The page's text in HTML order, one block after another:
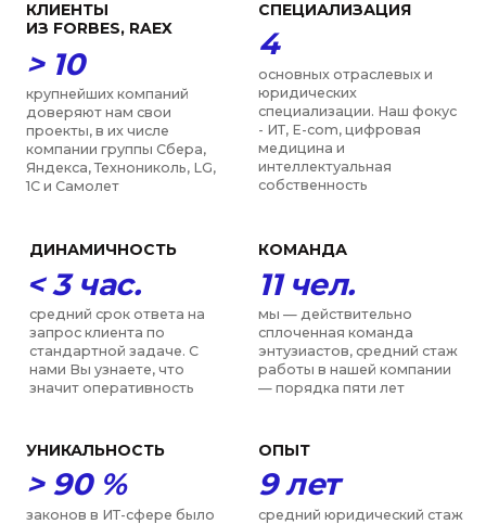
подряд нашу фирму и
рейтинги Право-300 и ИД
Коммерсантъ в числе
лучших юристов по
нескольким направлениям
> 12
образовательных,
объединений в
деятельности которых
мы участвуем, включая
РАН, ТПП, МГЮА, Moscow
Digital School